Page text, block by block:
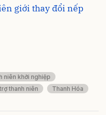
giới thay đổi nếp
niên khởi nghiệp
thanh niên Thanh Hóa